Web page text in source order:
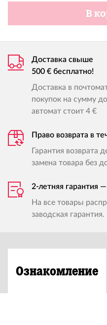
В
Доставка свыше
500 € бесплатно!
Доставка в
покупок на сумму
автомат стоит 4 €
Право возврата в
Гарантия возврата
замена товара без
2-летняя гарантия
На все товары
заводская гарантия.
Ознакомление